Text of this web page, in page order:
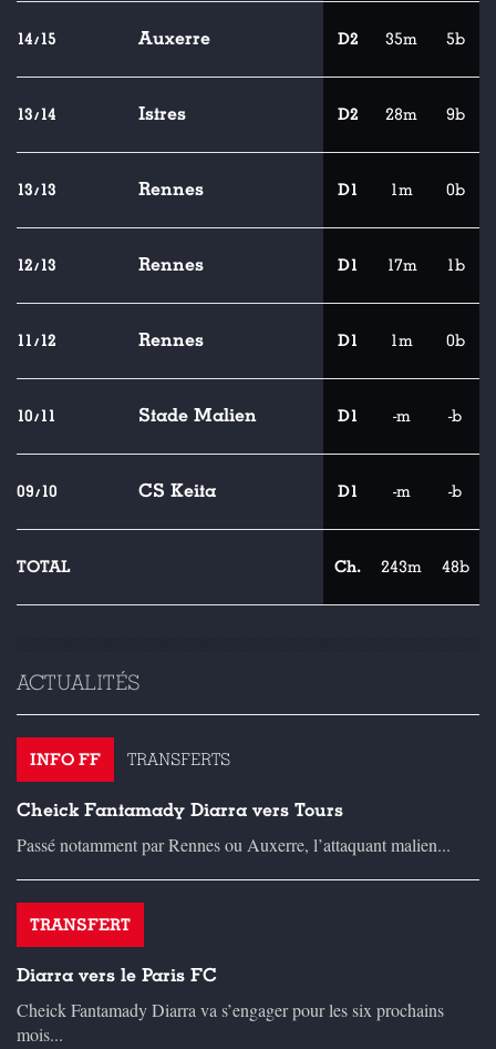
14/15 Auxerre D2 35m 5b
13/14 Istres D2 28m 9b
13/13 Rennes D1 1m 0b
12/13 Rennes D1 17m 1b
11/12 Rennes D1 1m 0b
10/11 Stade Malien D1 -m -b
09/10 CS Keita D1 -m -b
TOTAL Ch. 243m 48b
ACTUALITÉS
INFO FF TRANSFERTS
Cheick Fantamady Diarra vers Tours
Passé notamment par Rennes ou Auxerre, l’attaquant malien...
TRANSFERT
Diarra vers le Paris FC
Cheick Fantamady Diarra va s’engager pour les six prochains
mois...